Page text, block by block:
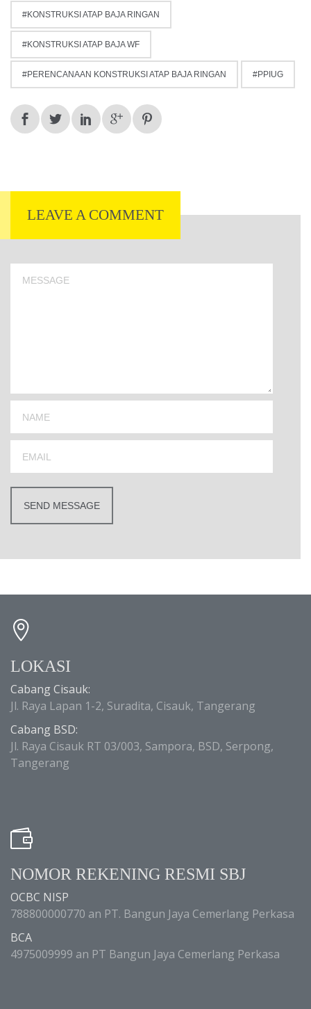
KONSTRUKSI ATAP BAJA RINGAN
KONSTRUKSI ATAP BAJA WF
PERENCANAAN KONSTRUKSI ATAP BAJA RINGAN PPIUG
LEAVE A COMMENT
LOKASI
Cabang Cisauk:
Jl. Raya Lapan 1-2, Suradita, Cisauk, Tangerang
Cabang BSD:
Jl. Raya Cisauk RT 03/003, Sampora, BSD, Serpong,
Tangerang
NOMOR REKENING RESMI SBJ
OCBC NISP
788800000770 an PT. Bangun Jaya Cemerlang Perkasa
BCA
4975009999 an PT Bangun Jaya Cemerlang Perkasa